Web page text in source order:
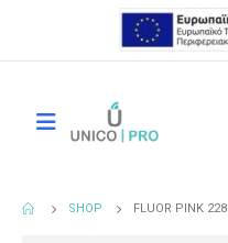
SHOP FLUOR PINK 228